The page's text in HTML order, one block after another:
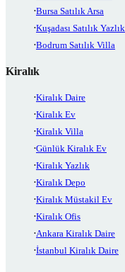
Bursa Satılık Arsa
Kuşadası Satılık Yazlık
Bodrum Satılık Villa
Kiralık
Kiralık Daire
Kiralık Ev
Kiralık Villa
Günlük Kiralık Ev
Kiralık Yazlık
Kiralık Depo
Kiralık Müstakil Ev
Kiralık Ofis
Ankara Kiralık Daire
İstanbul Kiralık Daire